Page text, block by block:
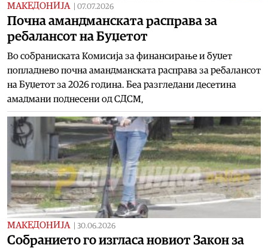
МАКЕДОНИЈА 07.07.2026
Почна амандманската расправа за
ребалансот на Буџетот
Во собраниската Комисија за финансирање и буџет
попладнево почна амандманската расправа за ребалансот
на Буџетот за 2026 година. Беа разгледани десетина
амадмани поднесени од СДСМ,
МАКЕДОНИЈА 30.06.2026
Собранието го изгласа новиот Закон за